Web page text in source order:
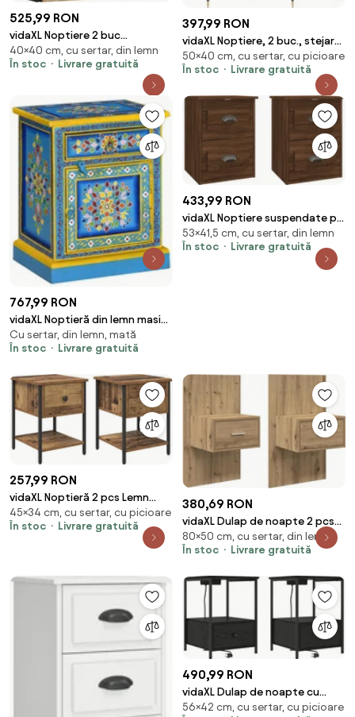
525,99 RON
vidaXL Noptiere 2 buc
40x35x40 cm lemn masiv de
mango
40×40 cm, cu sertar, din lemn
În stoc
Livrare gratuită
397,99 RON
vidaXL Noptiere, 2 buc., stejar
maro, 40x35x50 cm, lemn
compozit
50×40 cm, cu sertar, cu picioare
În stoc
Livrare gratuită
767,99 RON
vidaXL Noptieră din lemn masiv
de mango, turcoaz, pictată
manual
Cu sertar, din lemn, mată
În stoc
Livrare gratuită
433,99 RON
vidaXL Noptiere suspendate pe
perete, 2 buc, stejar maro,
41,5x36x53cm
53×41,5 cm, cu sertar, din lemn
În stoc
Livrare gratuită
257,99 RON
vidaXL Noptieră 2 pcs Lemn
vechi 34 x 35,5 x 45 cm Lemn
compozit
45×34 cm, cu sertar, cu picioare
În stoc
Livrare gratuită
380,69 RON
vidaXL Dulap de noapte 2 pcs
Stejar Artizanal 50 x 32,5 x
80cm
80×50 cm, cu sertar, din lemn
În stoc
Livrare gratuită
490,99 RON
vidaXL Dulap de noapte cu
sertar 2 pcs Stejar Negru 42 x
56×42 cm, cu sertar, cu picioare